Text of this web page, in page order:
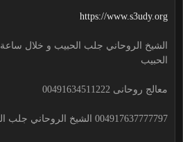
https://www.s3udy.org
الحبيب
معالج روحانى 00491634511222
004917637777797 الشيخ الروحاني جلب الحبيب و خلال ساعة